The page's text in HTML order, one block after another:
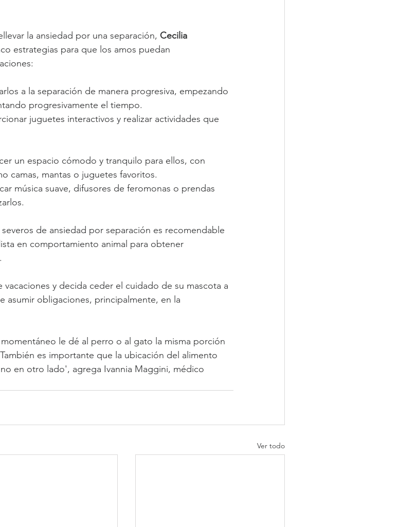
la ansiedad por una separación, Cecilia
estrategias para que los amos puedan
a la separación de manera progresiva, empezando
progresivamente el tiempo.
juguetes interactivos y realizar actividades que
un espacio cómodo y tranquilo para ellos, con
camas, mantas o juguetes favoritos.
música suave, difusores de feromonas o prendas
de ansiedad por separación es recomendable
en comportamiento animal para obtener
vacaciones y decida ceder el cuidado de su mascota a
asumir obligaciones, principalmente, en la
le dé al perro o al gato la misma porción
es importante que la ubicación del alimento
en otro lado', agrega Ivannia Maggini, médico
Ver todo